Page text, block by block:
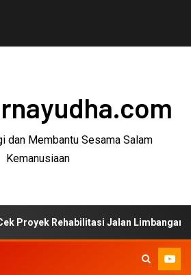
dan Membantu Sesama Salam
Kemanusiaan
Jalan Limbangan–Selaawi